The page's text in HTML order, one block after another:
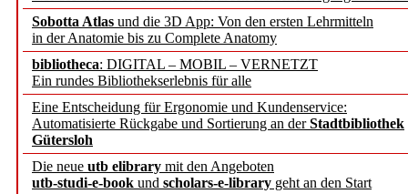
Sobotta Atlas und die 3D App: Von den ersten Lehrmitteln
in der Anatomie bis zu Complete Anatomy
bibliotheca: DIGITAL – MOBIL – VERNETZT
Ein rundes Bibliothekserlebnis für alle
Eine Entscheidung für Ergonomie und Kundenservice:
Automatisierte Rückgabe und Sortierung an derStadtbibliothek
Gütersloh
Die neue utb elibrary mit den Angeboten
utb-studi-e-book und scholars-e-library geht an den Start
EBSCO Information
Recherchefunktionen in
Sorbisches Institut neu
Geschichte und